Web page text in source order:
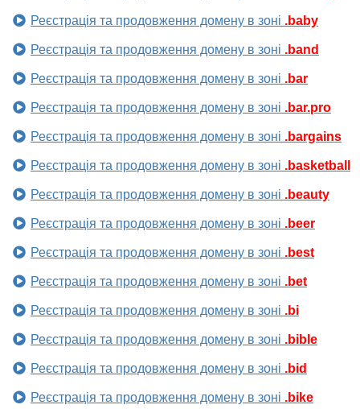
Реєстрація та продовження домену в зоні .baby
Реєстрація та продовження домену в зоні .band
Реєстрація та продовження домену в зоні .bar
Реєстрація та продовження домену в зоні .bar.pro
Реєстрація та продовження домену в зоні .bargains
Реєстрація та продовження домену в зоні .basketball
Реєстрація та продовження домену в зоні .beauty
Реєстрація та продовження домену в зоні .beer
Реєстрація та продовження домену в зоні .best
Реєстрація та продовження домену в зоні .bet
Реєстрація та продовження домену в зоні .bi
Реєстрація та продовження домену в зоні .bible
Реєстрація та продовження домену в зоні .bid
Реєстрація та продовження домену в зоні .bike